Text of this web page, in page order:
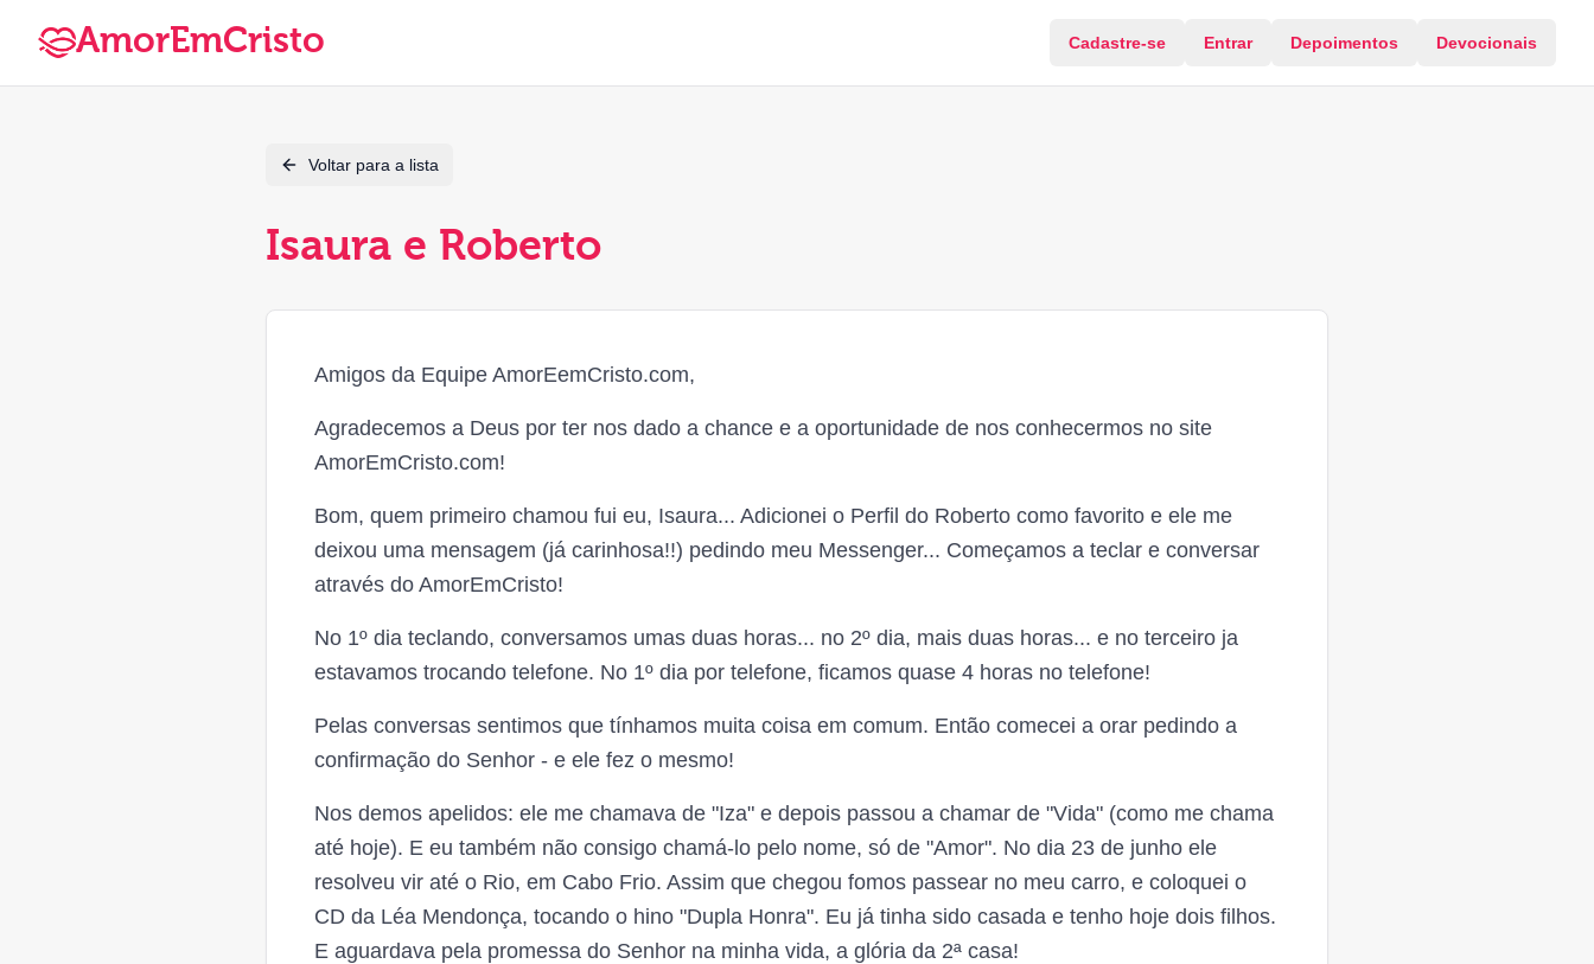
AmorEmCristo Cadastre-se Entrar Depoimentos Devocionais
Voltar para a lista
Isaura e Roberto
Amigos da Equipe AmorEemCristo.com,
Agradecemos a Deus por ter nos dado a chance e a oportunidade de nos conhecermos no site
AmorEmCristo.com!
Bom, quem primeiro chamou fui eu, Isaura... Adicionei o Perfil do Roberto como favorito e ele me
deixou uma mensagem (já carinhosa!!) pedindo meu Messenger... Começamos a teclar e conversar
através do AmorEmCristo!
No 1º dia teclando, conversamos umas duas horas... no 2º dia, mais duas horas... e no terceiro ja
estavamos trocando telefone. No 1º dia por telefone, ficamos quase 4 horas no telefone!
Pelas conversas sentimos que tínhamos muita coisa em comum. Então comecei a orar pedindo a
confirmação do Senhor - e ele fez o mesmo!
Nos demos apelidos: ele me chamava de "Iza" e depois passou a chamar de "Vida" (como me chama
até hoje). E eu também não consigo chamá-lo pelo nome, só de "Amor". No dia 23 de junho ele
resolveu vir até o Rio, em Cabo Frio. Assim que chegou fomos passear no meu carro, e coloquei o
CD da Léa Mendonça, tocando o hino "Dupla Honra". Eu já tinha sido casada e tenho hoje dois filhos.
E aguardava pela promessa do Senhor na minha vida, a glória da 2ª casa!